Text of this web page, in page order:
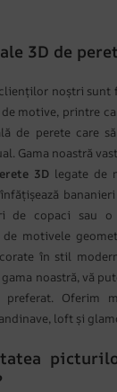
3D de
noștri sunt
motive, printre
de perete care
Gama noastră
3D legate de
de copaci sau o
motivele
în stil
noastră, vă
Oferim
loft și